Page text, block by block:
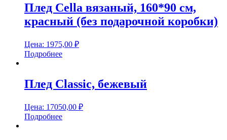
Плед Cella вязаный, 160*90 см,
красный (без подарочной коробки)
Цена: 1975,00 ₽
Подробнее
Плед Classic, бежевый
Цена: 17050,00 ₽
Подробнее